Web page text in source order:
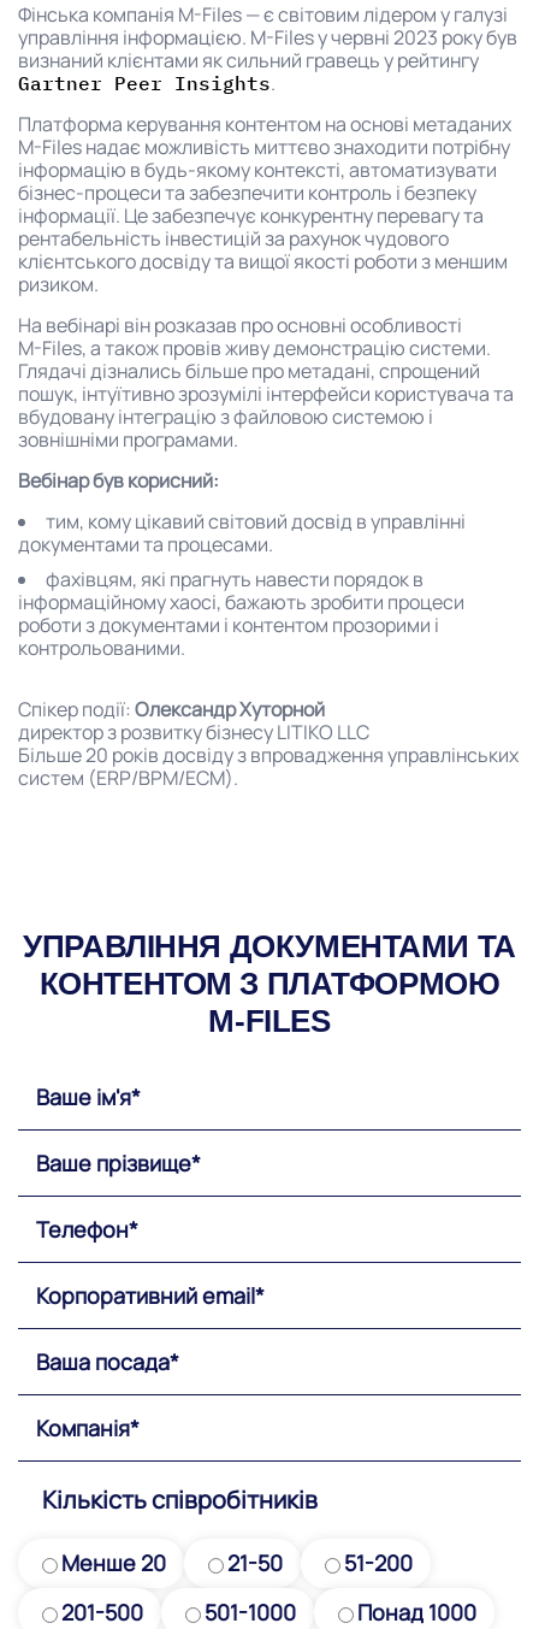
Фінська компанія M-Files — є світовим лідером у галузі
управління інформацією. M-Files у червні 2023 року був
визнаний клієнтами як сильний гравець у рейтингу
Gartner Peer Insights.
Платформа керування контентом на основі метаданих
M-⁠Files надає можливість миттєво знаходити потрібну
інформацію в будь-якому контексті, автоматизувати
бізнес-процеси та забезпечити контроль і безпеку
інформації. Це забезпечує конкурентну перевагу та
рентабельність інвестицій за рахунок чудового
клієнтського досвіду та вищої якості роботи з меншим
ризиком.
На вебінарі він розказав про основні особливості
M-⁠Files, а також провів живу демонстрацію системи.
Глядачі дізнались більше про метадані, спрощений
пошук, інтуїтивно зрозумілі інтерфейси користувача та
вбудовану інтеграцію з файловою системою і
зовнішніми програмами.
Вебінар був корисний:
тим, кому цікавий світовий досвід в управлінні
документами та процесами.
фахівцям, які прагнуть навести порядок в
інформаційному хаосі, бажають зробити процеси
роботи з документами і контентом прозорими і
контрольованими.
Спікер події: Олександр Хуторной
директор з розвитку бізнесу LITIKO LLC
Більше 20 років досвіду з впровадження управлінських
систем (ERP/BPM/ECM).
УПРАВЛІННЯ ДОКУМЕНТАМИ ТА
КОНТЕНТОМ З ПЛАТФОРМОЮ
M-FILES
Кількість співробітників
Менше 20 21-50
51-200
201-500
501-1000 Понад 1000